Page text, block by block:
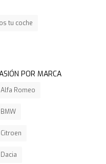
tu coche
POR MARCA
Romeo